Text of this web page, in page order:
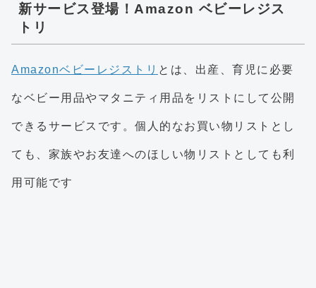
新サービス登場！Amazon ベビーレジス
トリ
Amazonベビーレジストリ とは、出産、育児に必要
なベビー用品やマタニティ用品をリストにして公開
できるサービスです。個人的なお買い物リストとし
ても、家族やお友達へのほしい物リストとしても利
用可能です